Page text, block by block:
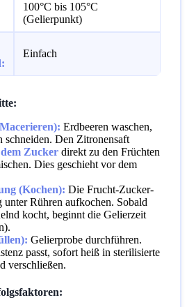
100°C bis 105°C
(Gelierpunkt)
Einfach
Erdbeeren waschen,
schneiden. Den Zitronensaft
Zucker direkt zu den Früchten
Dies geschieht vor dem
(Kochen): Die Frucht-Zucker-
unter Rühren aufkochen. Sobald
kocht, beginnt die Gelierzeit
Gelierprobe durchführen.
passt, sofort heiß in sterilisierte
verschließen.